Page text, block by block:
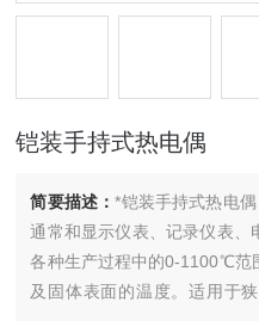
铠装手持式热电偶
简要描述：*铠装手持式热电
通常和显示仪表、记录仪表、
各种生产过程中的0-1100℃范
及固体表面的温度。适用于